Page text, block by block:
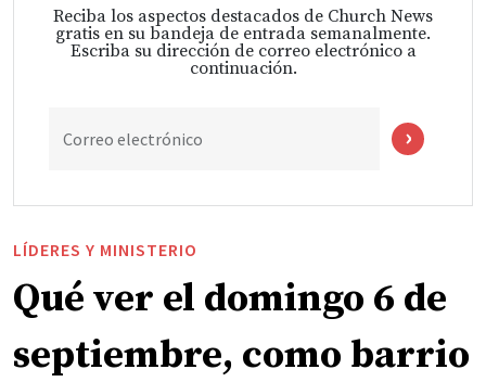
Reciba los aspectos destacados de Church News
gratis en su bandeja de entrada semanalmente.
Escriba su dirección de correo electrónico a
continuación.
Correo electrónico
LÍDERES Y MINISTERIO
Qué ver el domingo 6 de
septiembre, como barrio